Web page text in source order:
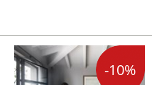
-10%